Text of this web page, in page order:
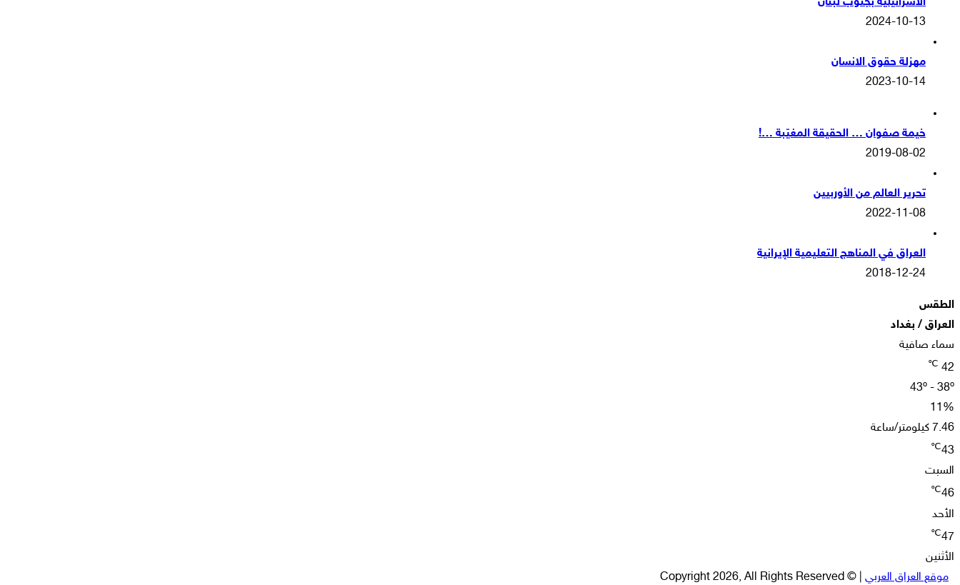
2024-10-13
مهزلة حقوق الانسان
2023-10-14
خيمة صفوان … الحقيقة المغيّبة …!
2019-08-02
تحرير العالم من الأوربيين
2022-11-08
العراق في المناهج التعليمية الإيرانية
2018-12-24
الطقس
العراق / بغداد
سماء صافية
42
℃
43º - 38º
11%
7.46 كيلومتر/ساعة
43
℃
السبت
46
℃
الأحد
47
℃
الأثنين
موقع العراق العربي | © Copyright 2026, All Rights Reserved